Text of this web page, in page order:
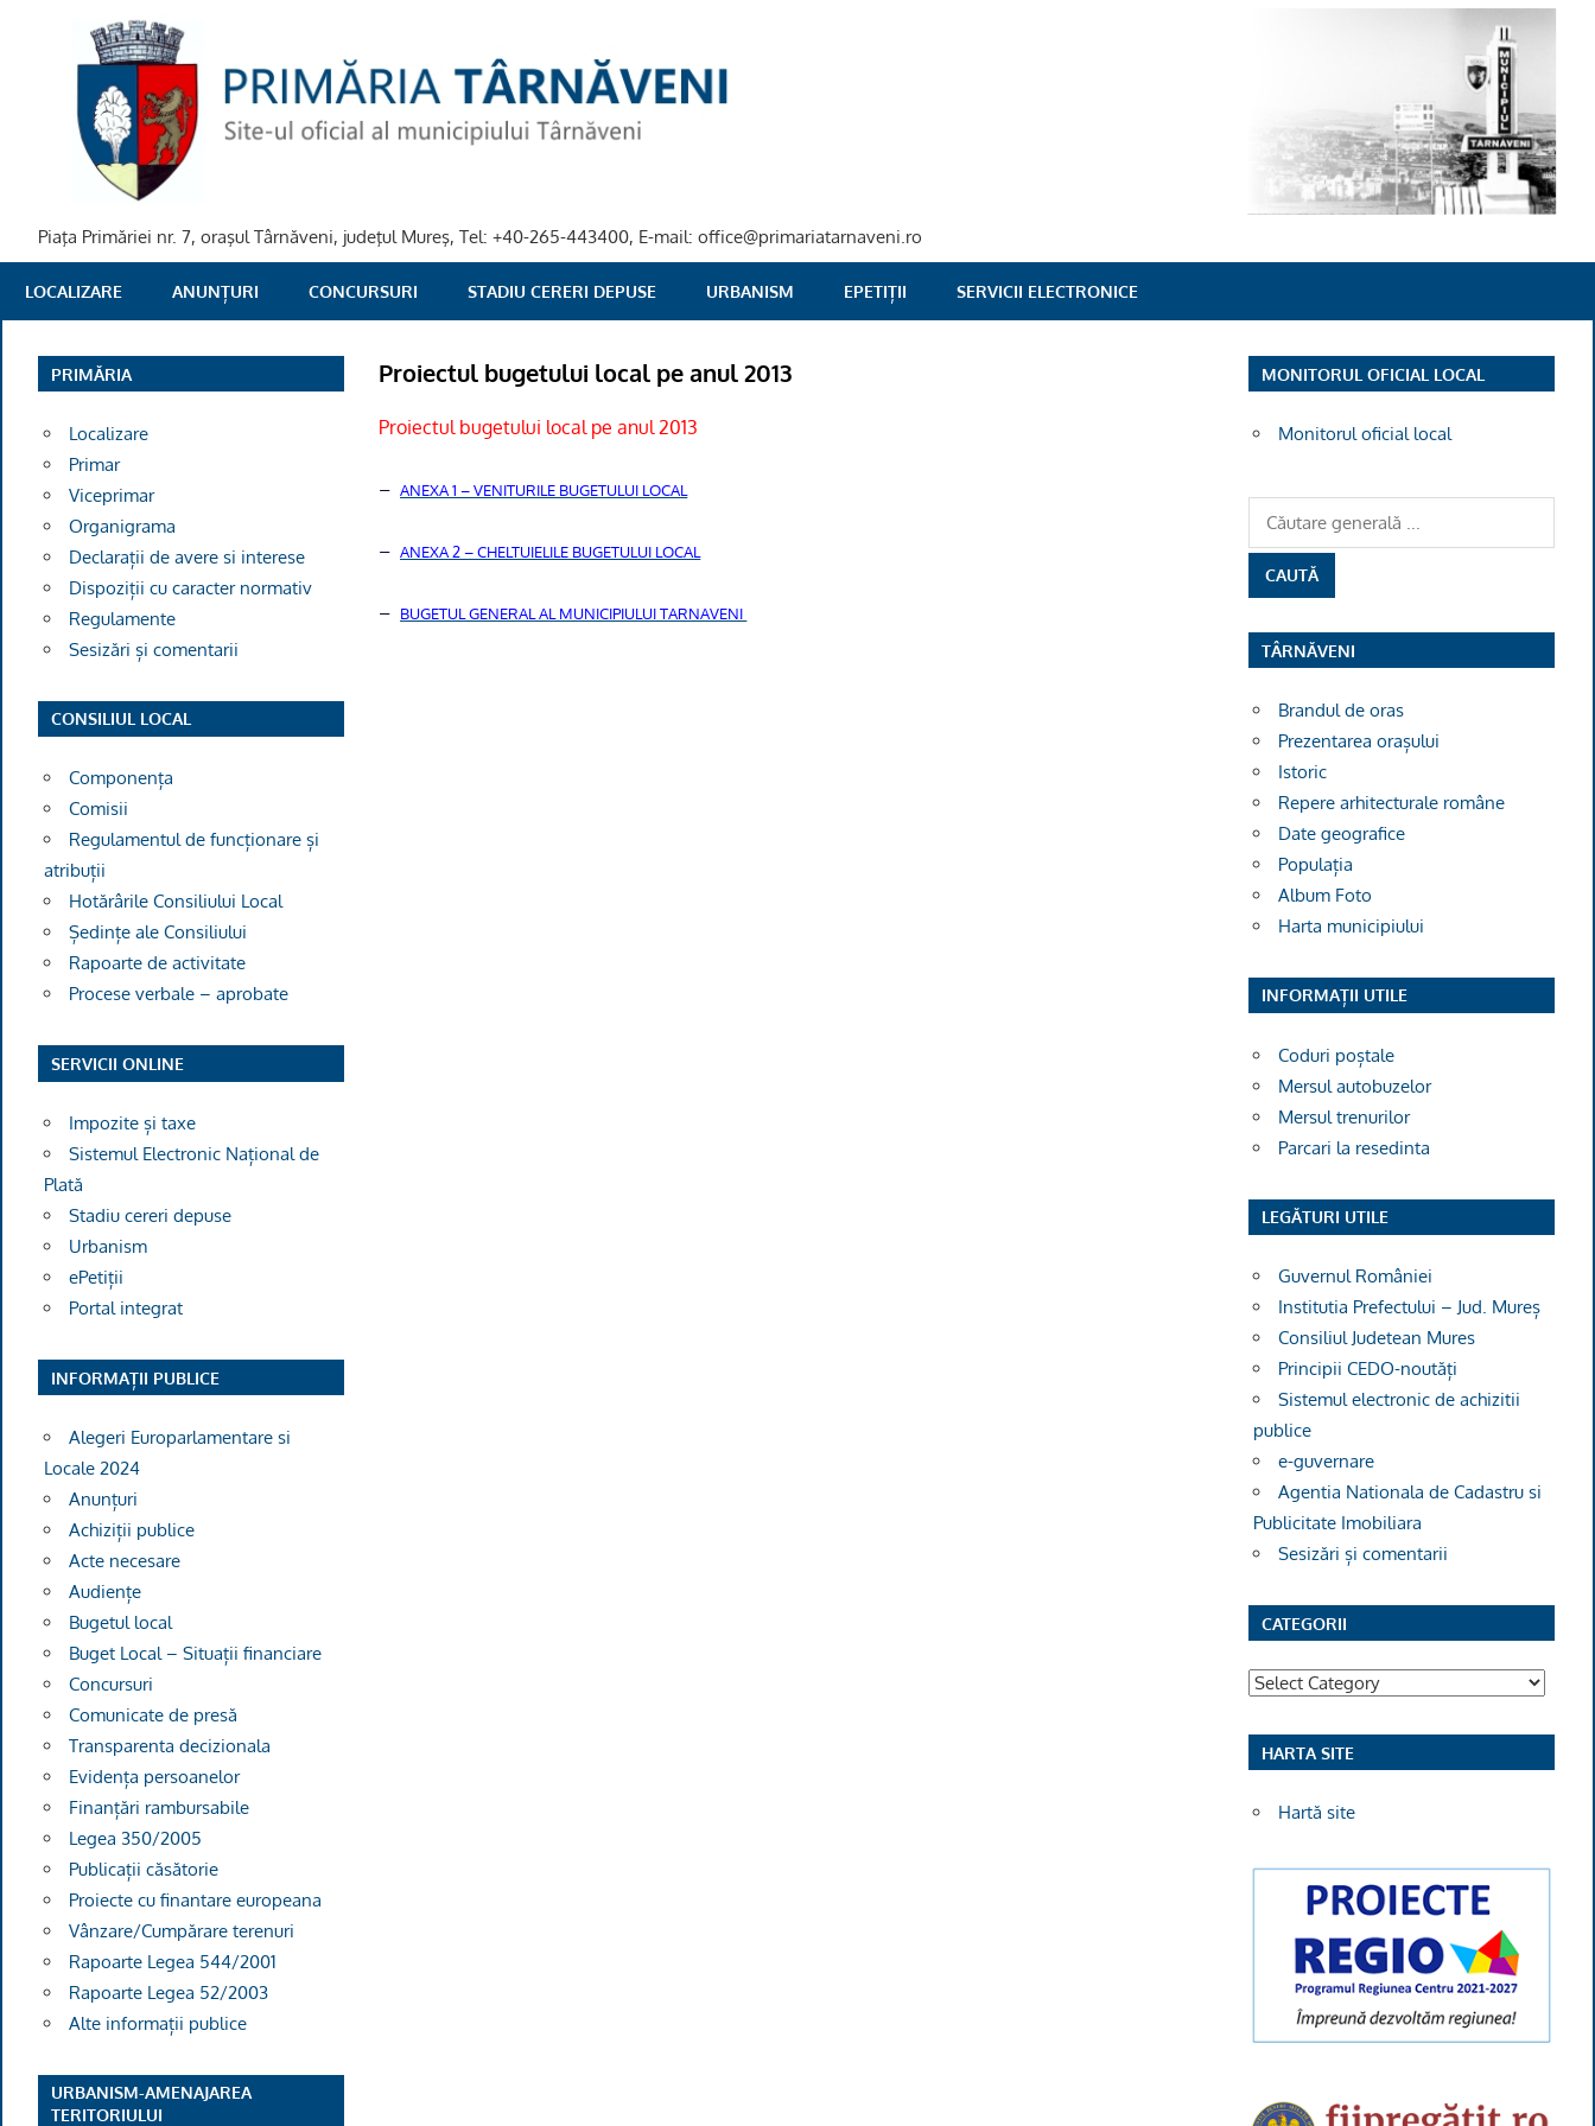
PRIMARIA
TARNAVENI
Piaţa Primăriei nr. 7, oraşul Târnăveni, judeţul Mureş, Tel: +40-265-443400, E-mail: office@primariatarnaveni.ro
LOCALIZARE ANUNȚURI CONCURSURI STADIU CERERI DEPUSE URBANISM EPETIȚII SERVICII ELECTRONICE
Proiectul bugetului local pe anul 2013
Proiectul bugetului local pe anul 2013
–ANEXA 1 – VENITURILE BUGETULUI LOCAL
–ANEXA 2 – CHELTUIELILE BUGETULUI LOCAL
– BUGETUL GENERAL AL MUNICIPIULUI TARNAVENI
PRIMĂRIA
Localizare
Primar
Viceprimar
Organigrama
Declarații de avere si interese
Dispoziții cu caracter normativ
Regulamente
Sesizări și comentarii
CONSILIUL LOCAL
Componența
Comisii
Regulamentul de funcționare și
atribuții
Hotărârile Consiliului Local
Ședințe ale Consiliului
Rapoarte de activitate
Procese verbale – aprobate
SERVICII ONLINE
Impozite și taxe
Sistemul Electronic Național de
Plată
Stadiu cereri depuse
Urbanism
ePetiții
Portal integrat
INFORMAȚII PUBLICE
Alegeri Europarlamentare si
Locale 2024
Anunțuri
Achiziții publice
Acte necesare
Audiențe
Bugetul local
Buget Local – Situații financiare
Concursuri
Comunicate de presă
Transparenta decizionala
Evidența persoanelor
Finanțări rambursabile
Legea 350/2005
Publicații căsătorie
Proiecte cu finantare europeana
Vânzare/Cumpărare terenuri
Rapoarte Legea 544/2001
Rapoarte Legea 52/2003
Alte informații publice
URBANISM-AMENAJAREA
TERITORIULUI
MONITORUL OFICIAL LOCAL
Monitorul oficial local
TÂRNĂVENI
Brandul de oras
Prezentarea orașului
Istoric
Repere arhitecturale române
Date geografice
Populația
Album Foto
Harta municipiului
INFORMAȚII UTILE
Coduri poștale
Mersul autobuzelor
Mersul trenurilor
Parcari la resedinta
LEGĂTURI UTILE
Guvernul României
Institutia Prefectului – Jud. Mureș
Consiliul Judetean Mures
Principii CEDO-noutăți
Sistemul electronic de achizitii
publice
e-guvernare
Agentia Nationala de Cadastru si
Publicitate Imobiliara
Sesizări și comentarii
CATEGORII
Categorii
HARTA SITE
Hartă site